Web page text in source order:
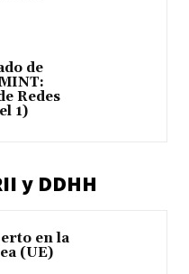
de
Redes
1)
y DDHH
en la
(UE)